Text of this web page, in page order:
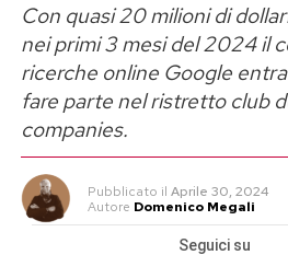
Con quasi 20 milioni di
nei primi 3 mesi del 2024 il
ricerche online Google
fare parte nel ristretto club
companies.
Pubblicato il Aprile 30, 2024
Autore Domenico Megali
Seguici su